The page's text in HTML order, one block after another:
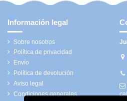
Información legal
Sobre nosotros
Política de privacidad
Envío
Política de devolución
Aviso legal
Condiciones generales